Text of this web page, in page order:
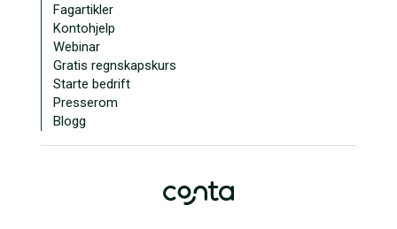
Fagartikler
Kontohjelp
Webinar
Gratis regnskapskurs
Starte bedrift
Presserom
Blogg